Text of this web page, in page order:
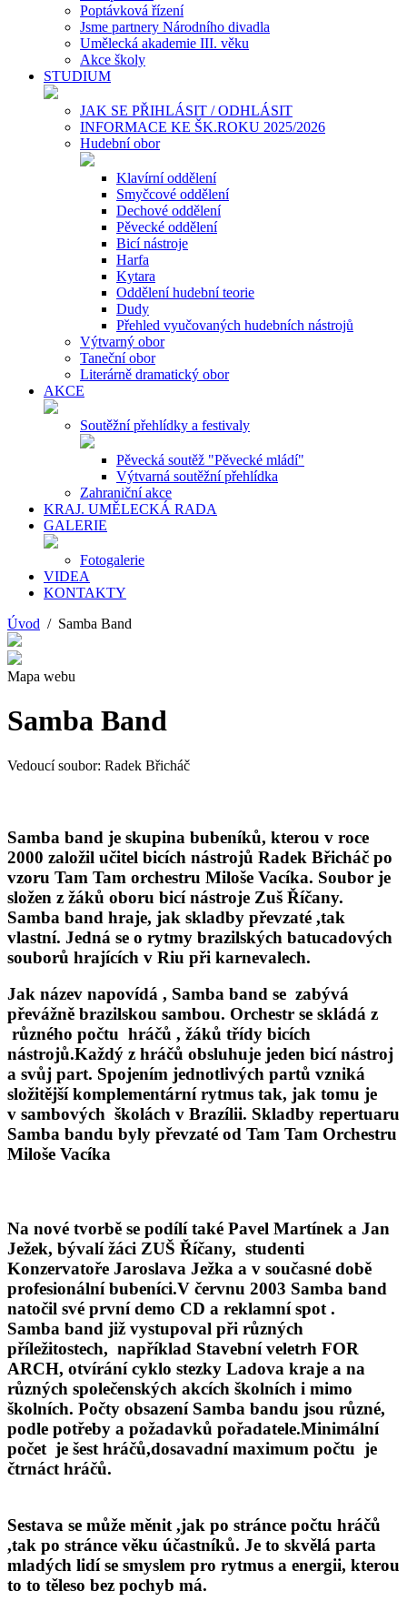
Poptávková řízení
Jsme partnery Národního divadla
Umělecká akademie III. věku
Akce školy
STUDIUM
JAK SE PŘIHLÁSIT / ODHLÁSIT
INFORMACE KE ŠK.ROKU 2025/2026
Hudební obor
Klavírní oddělení
Smyčcové oddělení
Dechové oddělení
Pěvecké oddělení
Bicí nástroje
Harfa
Kytara
Oddělení hudební teorie
Dudy
Přehled vyučovaných hudebních nástrojů
Výtvarný obor
Taneční obor
Literárně dramatický obor
AKCE
Soutěžní přehlídky a festivaly
Pěvecká soutěž "Pěvecké mládí"
Výtvarná soutěžní přehlídka
Zahraniční akce
KRAJ. UMĚLECKÁ RADA
GALERIE
Fotogalerie
VIDEA
KONTAKTY
Úvod / Samba Band
Mapa webu
Samba Band
Vedoucí soubor: Radek Břicháč
Samba band je skupina bubeníků, kterou v roce
2000 založil učitel bicích nástrojů Radek Břicháč po
vzoru Tam Tam orchestru Miloše Vacíka. Soubor je
složen z žáků oboru bicí nástroje Zuš Říčany.
Samba band hraje, jak skladby převzaté ,tak
vlastní. Jedná se o rytmy brazilských batucadových
souborů hrajících v Riu při karnevalech.
Jak název napovídá , Samba band se zabývá
převážně brazilskou sambou. Orchestr se skládá z
různého počtu hráčů , žáků třídy bicích
nástrojů.Každý z hráčů obsluhuje jeden bicí nástroj
a svůj part. Spojením jednotlivých partů vzniká
složitější komplementární rytmus tak, jak tomu je
v sambových školách v Brazílii. Skladby repertuaru
Samba bandu byly převzaté od Tam Tam Orchestru
Miloše Vacíka
Na nové tvorbě se podílí také Pavel Martínek a Jan
Ježek, bývalí žáci ZUŠ Říčany, studenti
Konzervatoře Jaroslava Ježka a v současné době
profesionální bubeníci.V červnu 2003 Samba band
natočil své první demo CD a reklamní spot .
Samba band již vystupoval při různých
příležitostech, například Stavební veletrh FOR
ARCH, otvírání cyklo stezky Ladova kraje a na
různých společenských akcích školních i mimo
školních. Počty obsazení Samba bandu jsou různé,
podle potřeby a požadavků pořadatele.Minimální
počet je šest hráčů,dosavadní maximum počtu je
čtrnáct hráčů.
Sestava se může měnit ,jak po stránce počtu hráčů
,tak po stránce věku účastníků. Je to skvělá parta
mladých lidí se smyslem pro rytmus a energii, kterou
to to těleso bez pochyb má.